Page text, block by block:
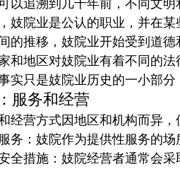
以追溯到几千年前，不同文
妓院业是公认的职业，并在
的推移，妓院业开始受到道
和地区对妓院业有着不同的
实只是妓院业历史的一小部
服务和经营
经营方式因地区和机构而异
务：妓院作为提供性服务的
全措施：妓院经营者通常会